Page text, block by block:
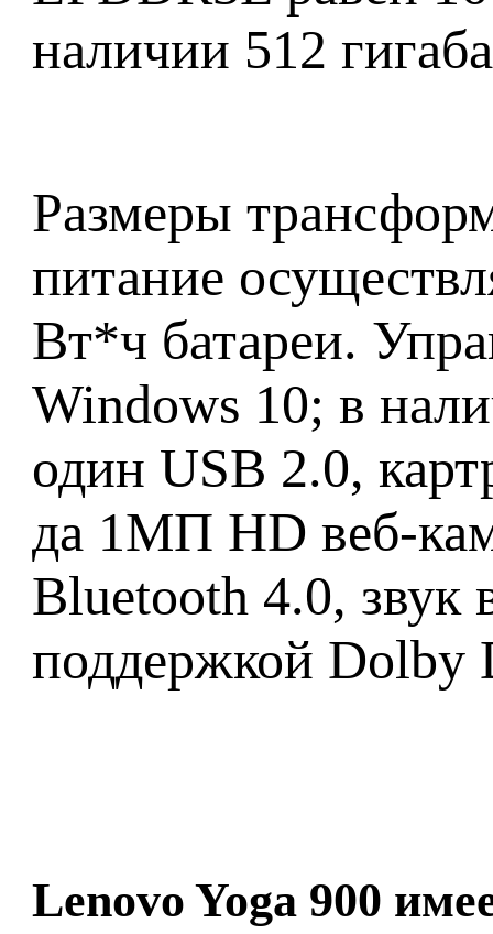
наличии 512
Размеры
питание
Вт*ч батареи.
Windows 10; в
один USB 2.0,
да 1МП HD веб-
Bluetooth 4.0, звук
поддержкой Dolby
Lenovo Yoga 900